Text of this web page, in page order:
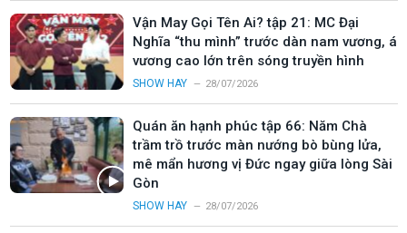
Vận May Gọi Tên Ai? tập 21: MC Đại
Nghĩa “thu mình” trước dàn nam vương, á
vương cao lớn trên sóng truyền hình
SHOW HAY 28/07/2026
Quán ăn hạnh phúc tập 66: Năm Chà
trầm trồ trước màn nướng bò bùng lửa,
mê mẩn hương vị Đức ngay giữa lòng Sài
Gòn
SHOW HAY 28/07/2026